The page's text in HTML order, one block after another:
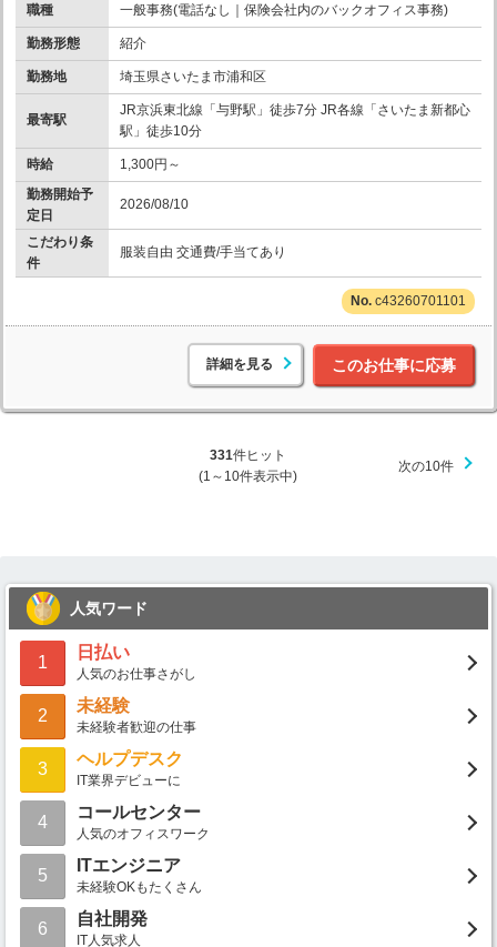
職種 一般事務(電話なし｜保険会社内のバックオフィス事務)
勤務形態 紹介
勤務地 埼玉県さいたま市浦和区
最寄駅
JR京浜東北線「与野駅」徒歩7分 JR各線「さいたま新都心
駅」徒歩10分
時給
1,300円～
勤務開始予
定日
2026/08/10
こだわり条
件
服装自由 交通費/手当てあり
c43260701101
詳細を見る このお仕事に応募
331件ヒット
(1～10件表示中)
次の10件
人気ワード
1
日払い
人気のお仕事さがし
2
未経験
未経験者歓迎の仕事
3
ヘルプデスク
IT業界デビューに
4
コールセンター
人気のオフィスワーク
5
ITエンジニア
未経験OKもたくさん
6
自社開発
IT人気求人